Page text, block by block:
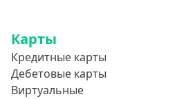
Карты
Кредитные карты
Дебетовые карты
Виртуальные